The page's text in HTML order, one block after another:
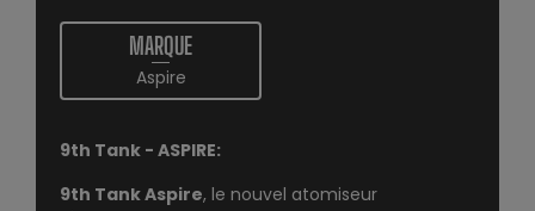
MARQUE
Aspire
9th Tank - ASPIRE:
9th Tank Aspire, le nouvel atomiseur